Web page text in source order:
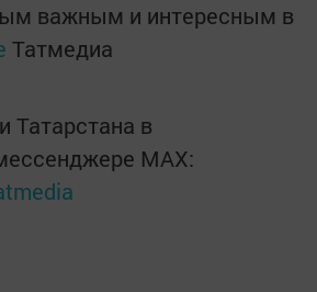
важным и интересным в
Татмедиа
Татарстана в
MАХ: